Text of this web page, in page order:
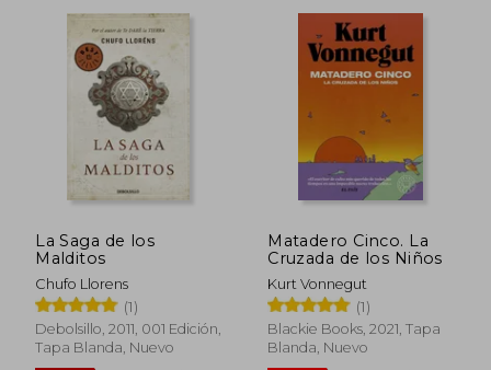
45% 45%
dcto.
La Saga de los
Malditos
Chufo Llorens
(1)
Debolsillo, 2011, 001 Edición,
Tapa Blanda, Nuevo
Matadero Cinco. La
Cruzada de los Niños
Kurt Vonnegut
(1)
Blackie Books, 2021, Tapa
Blanda, Nuevo